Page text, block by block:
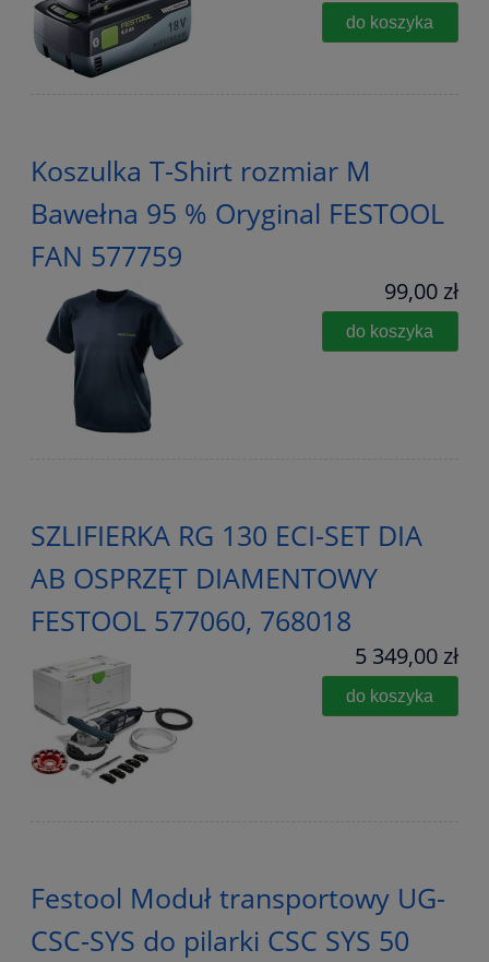
do koszyka
Koszulka T-Shirt rozmiar M
Bawełna 95 % Oryginal FESTOOL
FAN 577759
99,00 zł
do koszyka
SZLIFIERKA RG 130 ECI-SET DIA
AB OSPRZĘT DIAMENTOWY
FESTOOL 577060, 768018
5 349,00 zł
do koszyka
Festool Moduł transportowy UG-
CSC-SYS do pilarki CSC SYS 50